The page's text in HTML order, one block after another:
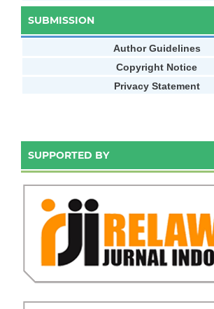
SUBMISSION
Author Guidelines
Copyright Notice
Privacy Statement
SUPPORTED BY